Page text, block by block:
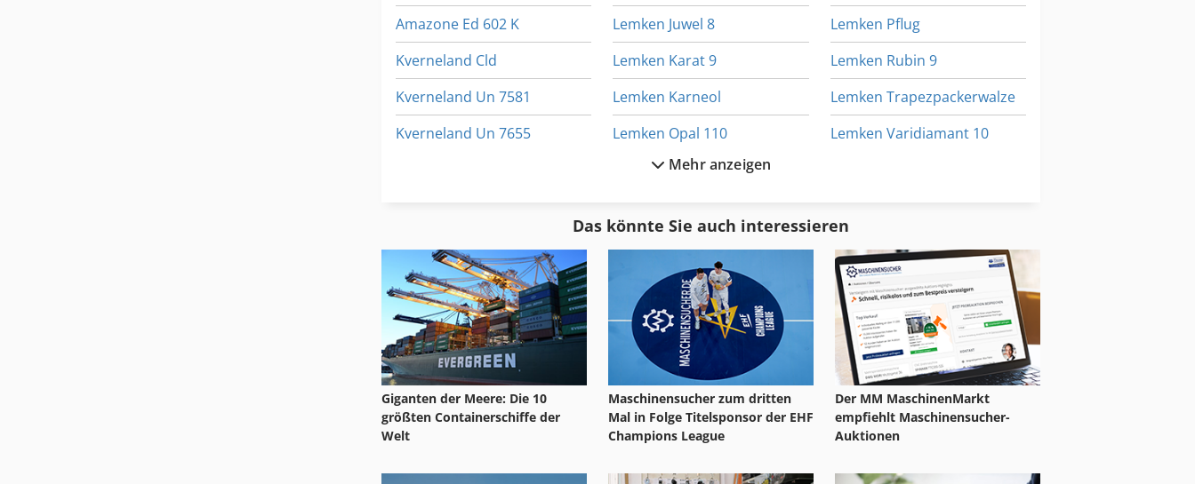
Amazone Ed 602 K
Kverneland Cld
Kverneland Un 7581
Kverneland Un 7655
Lemken Europal 6
Lemken Juwel 8
Lemken Karat 9
Lemken Karneol
Lemken Opal 110
Lemken Opal 140
Lemken Packer
Lemken Pflug
Lemken Rubin 9
Lemken Trapezpackerwalze
Lemken Varidiamant 10
Mehr anzeigen
Das könnte Sie auch interessieren
Giganten der Meere: Die 10
größten Containerschiffe der
Welt
Maschinensucher zum dritten
Mal in Folge Titelsponsor der EHF
Champions League
Der MM MaschinenMarkt
empfiehlt Maschinensucher-
Auktionen